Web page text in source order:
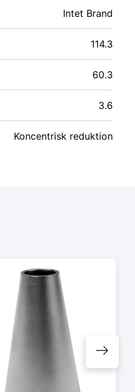
Intet Brand
114.3
60.3
3.6
Koncentrisk reduktion